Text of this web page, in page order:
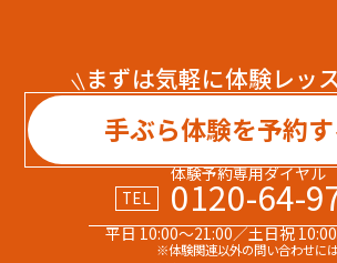
まずは気軽に体験レッ
手ぶら体験を予約
体験予約専用ダイヤル
TEL
0120-64-
平日 10:00～21:00／土日祝
※体験関連以外の問い合わせに